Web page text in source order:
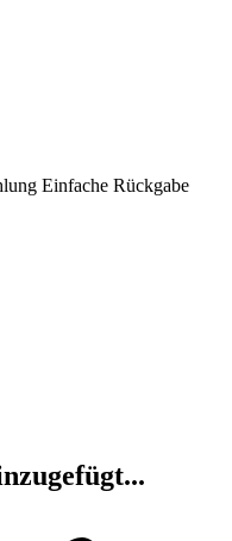
Einfache Rückgabe